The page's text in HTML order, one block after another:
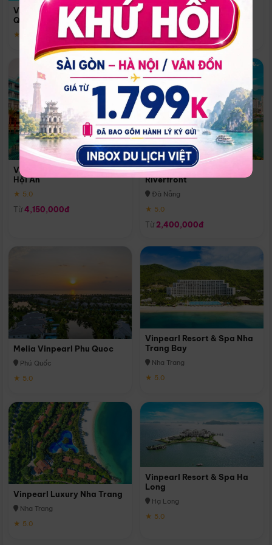
Vinpearl Resort & Spa Phu
Quoc
★ 5.0
Quoc
Phú Quốc
★ 5.0
Vinpearl Resort & Golf Nam
Hội An
★ 5.0
Từ 4,150,000đ
Melia Vinpearl Danang
Riverfront
Đà Nẵng
★ 5.0
Từ 2,400,000đ
Melia Vinpearl Phu Quoc
Phú Quốc
★ 5.0
Vinpearl Resort & Spa Nha
Trang Bay
Nha Trang
★ 5.0
Vinpearl Luxury Nha Trang
Nha Trang
★ 5.0
Vinpearl Resort & Spa Ha
Long
Hạ Long
★ 5.0